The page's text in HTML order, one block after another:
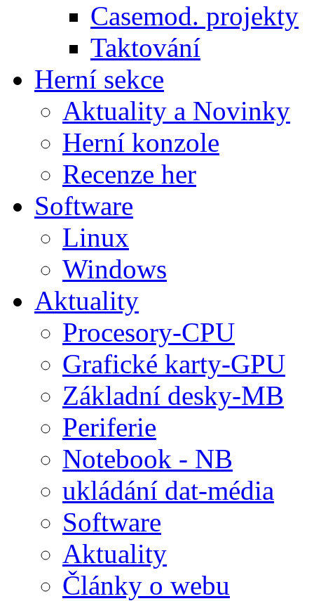
Casemod. projekty
Taktování
Herní sekce
Aktuality a Novinky
Herní konzole
Recenze her
Software
Linux
Windows
Aktuality
Procesory-CPU
Grafické karty-GPU
Základní desky-MB
Periferie
Notebook - NB
ukládání dat-média
Software
Aktuality
Články o webu